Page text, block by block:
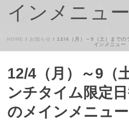
インメニュー
HOME / お知らせ / 12/4（月）～9（土）までの
インメニュー
12/4（月）～9（
ンチタイム限定
のメインメニュー